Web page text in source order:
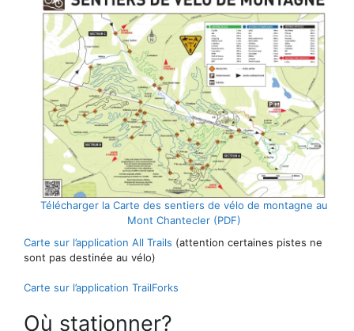
Télécharger la Carte des sentiers de vélo de montagne au
Mont Chantecler (PDF)
Carte sur l’application All Trails (attention certaines pistes ne
sont pas destinée au vélo)
Carte sur l’application TrailForks
Où stationner?